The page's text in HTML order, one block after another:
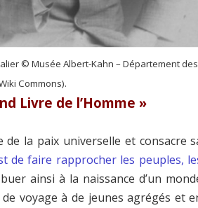
© Musée Albert-Kahn – Département des
Commons).
Livre de l’Homme »
la paix universelle et consacre
de faire rapprocher les peuples,
ainsi à la naissance d’un
voyage à de jeunes agrégés et